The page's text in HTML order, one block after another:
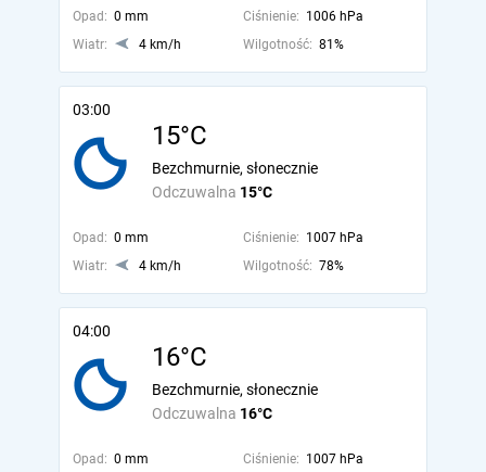
Opad: 0 mm Ciśnienie: 1006 hPa
Wiatr:
4 km/h Wilgotność: 81%
03:00
15°C
Odczuwalna 15°C
Bezchmurnie, słonecznie
Opad: 0 mm Ciśnienie: 1007 hPa
Wiatr:
4 km/h Wilgotność: 78%
04:00
16°C
Odczuwalna 16°C
Bezchmurnie, słonecznie
Opad: 0 mm Ciśnienie: 1007 hPa